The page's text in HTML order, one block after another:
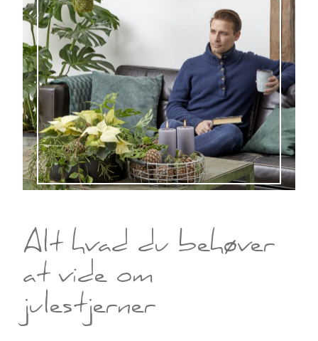
Alt hvad du behøver
at vide om
julestjerner